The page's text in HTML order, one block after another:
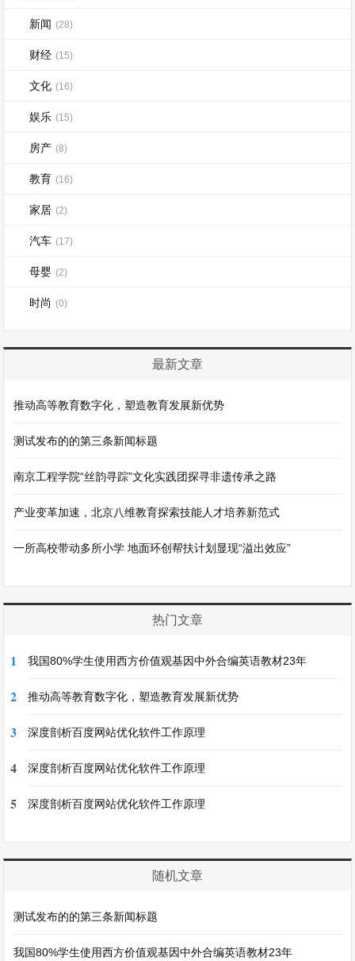
新闻 (28)
财经 (15)
文化 (16)
娱乐 (15)
房产 (8)
教育 (16)
家居 (2)
汽车 (17)
母婴 (2)
时尚 (0)
最新文章
推动高等教育数字化，塑造教育发展新优势
测试发布的的第三条新闻标题
南京工程学院“丝韵寻踪”文化实践团探寻非遗传承之路
产业变革加速，北京八维教育探索技能人才培养新范式
一所高校带动多所小学 地面环创帮扶计划显现“溢出效应”
热门文章
1 我国80%学生使用西方价值观基因中外合编英语教材23年
2 推动高等教育数字化，塑造教育发展新优势
3 深度剖析百度网站优化软件工作原理
4 深度剖析百度网站优化软件工作原理
5 深度剖析百度网站优化软件工作原理
随机文章
测试发布的的第三条新闻标题
我国80%学生使用西方价值观基因中外合编英语教材23年